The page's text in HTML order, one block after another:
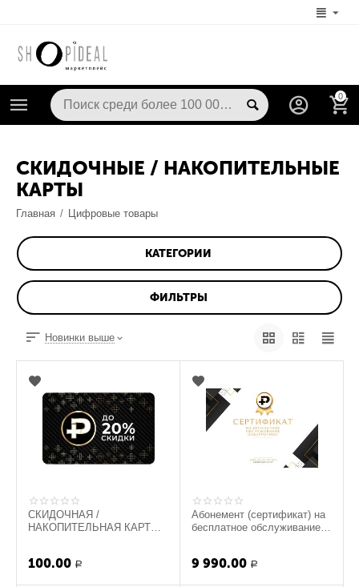
0
СКИДОЧНЫЕ / НАКОПИТЕЛЬНЫЕ
КАРТЫ
Главная / Цифровые товары
КАТЕГОРИИ
ФИЛЬТРЫ
Новинки выше
СКИДОЧНАЯ /
НАКОПИТЕЛЬНАЯ КАРТА
100.00 Р
Абонемент (сертификат) на
бесплатное обслуживание
9 990.00 Р